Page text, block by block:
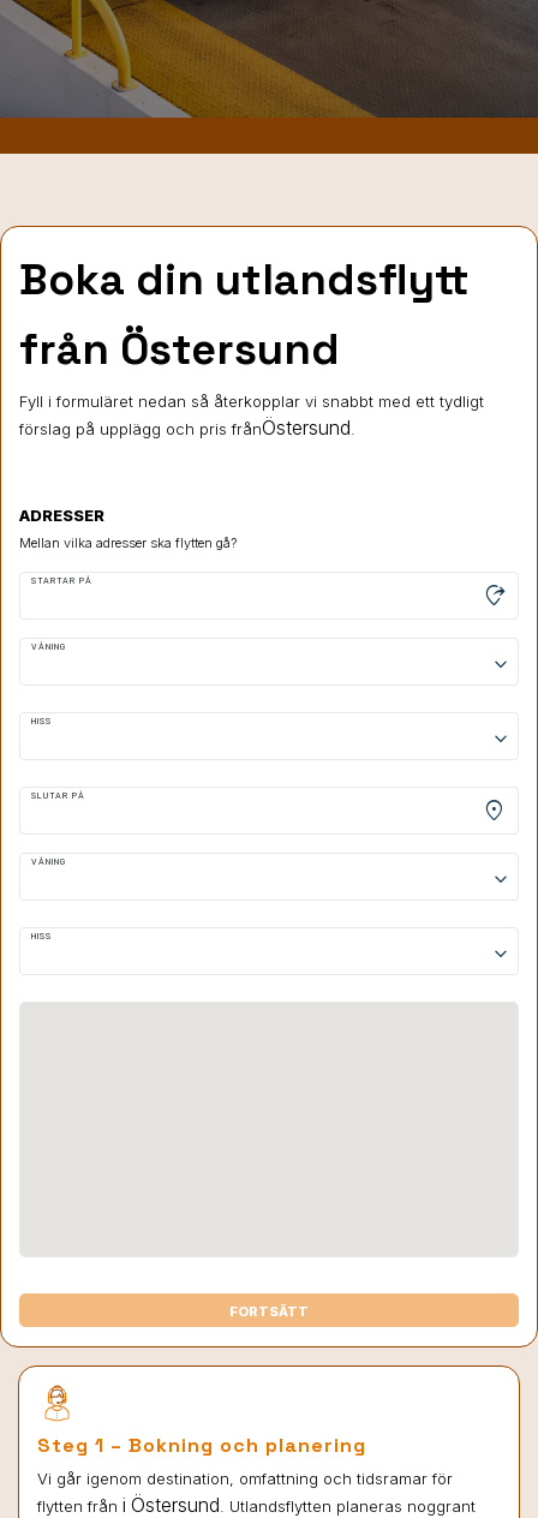
Boka din utlandsflytt
från Östersund
Fyll i formuläret nedan så återkopplar vi snabbt med ett tydligt
förslag på upplägg och pris frånÖstersund
ADRESSER
Mellan vilka adresser ska flytten gå?
STARTAR PÅ
moved_location
VÅNING
keyboard_arrow_down
HISS
keyboard_arrow_down
SLUTAR PÅ
location_on
VÅNING
keyboard_arrow_down
HISS
keyboard_arrow_down
FORTSÄTT
Steg 1 – Bokning och planering
Vi går igenom destination, omfattning och tidsramar för
flytten från i Östersund . Utlandsflytten planeras noggrant